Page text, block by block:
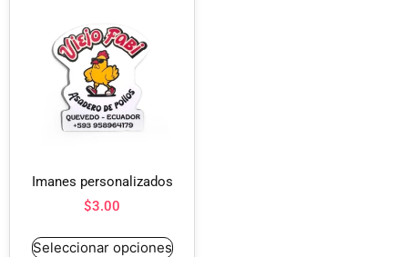
Imanes personalizados
$3.00
Seleccionar opciones